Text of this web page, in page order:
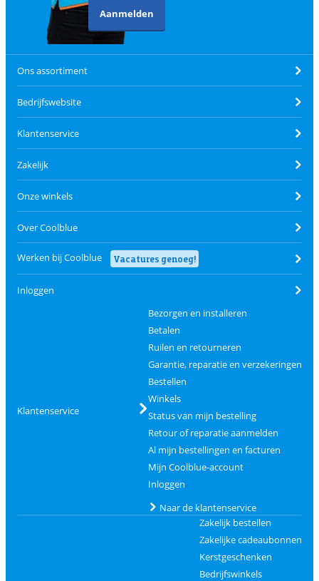
Aanmelden
Ons assortiment
Bedrijfswebsite
Klantenservice
Zakelijk
Onze winkels
Over Coolblue
Werken bij Coolblue Vacatures genoeg!
Inloggen
Klantenservice
Bezorgen en installeren
Betalen
Ruilen en retourneren
Garantie, reparatie en verzekeringen
Bestellen
Winkels
Status van mijn bestelling
Retour of reparatie aanmelden
Al mijn bestellingen en facturen
Mijn Coolblue-account
Inloggen
Naar de klantenservice
Zakelijk bestellen
Zakelijke cadeaubonnen
Kerstgeschenken
Bedrijfswinkels